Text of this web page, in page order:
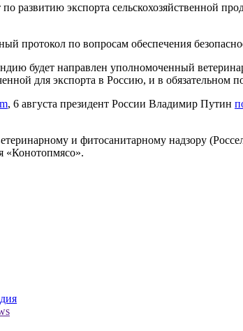
по развитию экспорта сельскохозяйственной
протокол по вопросам обеспечения
будет направлен уполномоченный
для экспорта в Россию, и в обязательном
, 6 августа президент России Владимир Путин
и фитосанитарному надзору
«Конотопмясо».